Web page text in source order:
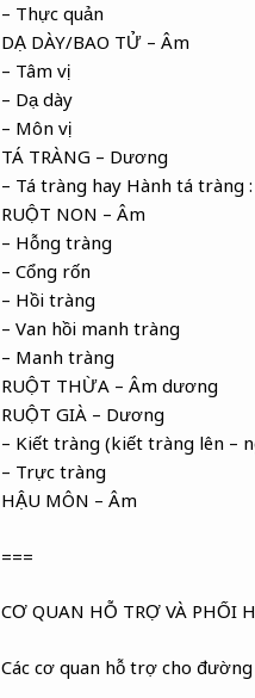
– Thực quản
DẠ DÀY/BAO TỬ – Âm
– Tâm vị
– Dạ dày
– Môn vị
TÁ TRÀNG – Dương
– Tá tràng hay Hành tá tràng
RUỘT NON – Âm
– Hỗng tràng
– Cổng rốn
– Hồi tràng
– Van hồi manh tràng
– Manh tràng
RUỘT THỪA – Âm dương
RUỘT GIÀ – Dương
– Kiết tràng (kiết tràng lên –
– Trực tràng
HẬU MÔN – Âm
===
CƠ QUAN HỖ TRỢ VÀ PHỐI
Các cơ quan hỗ trợ cho